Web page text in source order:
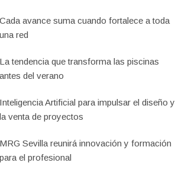
Cada avance suma cuando fortalece a toda
una red
La tendencia que transforma las piscinas
antes del verano
Inteligencia Artificial para impulsar el diseño y
la venta de proyectos
MRG Sevilla reunirá innovación y formación
para el profesional